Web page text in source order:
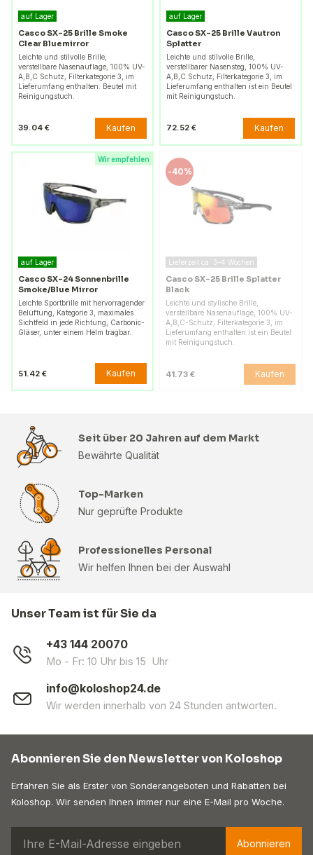
auf Lager
Casco SX-25 Brille Smoke
Clear Bluemirror
Leichte und stilvolle Brille,
verstellbare Nasenauflage, 100% UV-
A,B,C Schutz, Filterkategorie 3, im
Lieferumfang enthalten: Beutel mit
Reinigungstuch.
39.04 € Kaufen
auf Lager
Casco SX-25 Brille Vautron
Splatter
Leichte und stilvolle Brille,
verstellbarer Nasensteg, 100% UV-
A,B,C Schutz, Filterkategorie 3, im
Lieferumfang enthalten ist ein Beutel
mit Reinigungstuch.
72.52 € Kaufen
Wir empfehlen
auf Lager
Casco SX-24 Sonnenbrille
Smoke/Blue Mirror
Leichte Sportbrille mit hervorragender
Belüftung, Kategorie 3, maximales
Sichtfeld in jede Richtung, Carbonic-
Gläser, unter einem Helm tragbar.
51.42 € Kaufen
-40%
Lieferzeit ca. 3–4 Wochen
Casco SX-25 Brille Splatter
Black
Leichte und stylische Brille,
verstellbare Nasenauflage, 100% UV-
A,B,C-Schutz, Filterkategorie 3, im
Lieferumfang enthalten ist ein Beutel
mit Reinigungstuch.
41.73 € Kaufen
Seit über 20 Jahren auf dem Markt
Bewährte Qualität
Top-Marken
Nur geprüfte Produkte
Professionelles Personal
Wir helfen Ihnen bei der Auswahl
Unser Team ist für Sie da
+43 144 20070
Mo - Fr: 10 Uhr bis 15 Uhr
info@koloshop24.de
Wir werden innerhalb von 24 Stunden antworten.
Abonnieren Sie den Newsletter von Koloshop
Erfahren Sie als Erster von Sonderangeboten und Rabatten bei
Koloshop. Wir senden Ihnen immer nur eine E-Mail pro Woche.
Abonnieren